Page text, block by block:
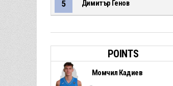
5 Димитър Генов
POINTS
Момчил Кадиев